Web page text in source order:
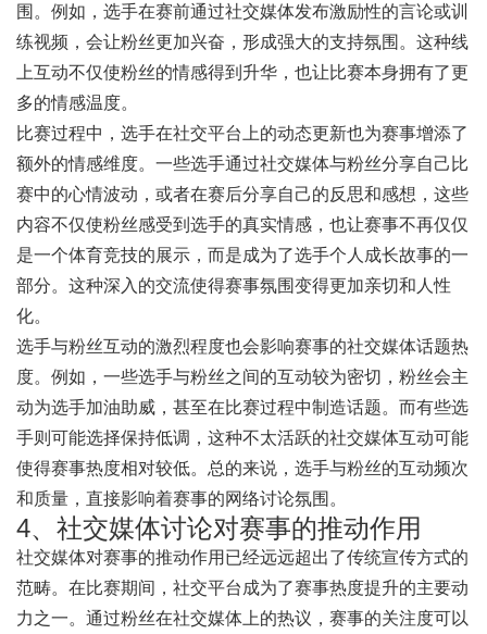
围。例如，选手在赛前通过社交媒体发布激励性的言论或训
练视频，会让粉丝更加兴奋，形成强大的支持氛围。这种线
上互动不仅使粉丝的情感得到升华，也让比赛本身拥有了更
多的情感温度。
比赛过程中，选手在社交平台上的动态更新也为赛事增添了
额外的情感维度。一些选手通过社交媒体与粉丝分享自己比
赛中的心情波动，或者在赛后分享自己的反思和感想，这些
内容不仅使粉丝感受到选手的真实情感，也让赛事不再仅仅
是一个体育竞技的展示，而是成为了选手个人成长故事的一
部分。这种深入的交流使得赛事氛围变得更加亲切和人性
化。
选手与粉丝互动的激烈程度也会影响赛事的社交媒体话题热
度。例如，一些选手与粉丝之间的互动较为密切，粉丝会主
动为选手加油助威，甚至在比赛过程中制造话题。而有些选
手则可能选择保持低调，这种不太活跃的社交媒体互动可能
使得赛事热度相对较低。总的来说，选手与粉丝的互动频次
和质量，直接影响着赛事的网络讨论氛围。
4、社交媒体讨论对赛事的推动作用
社交媒体对赛事的推动作用已经远远超出了传统宣传方式的
范畴。在比赛期间，社交平台成为了赛事热度提升的主要动
力之一。通过粉丝在社交媒体上的热议，赛事的关注度可以